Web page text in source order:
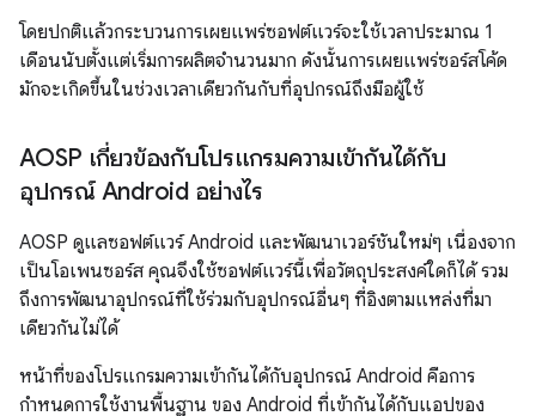
โดยปกติแล้วกระบวนการเผยแพร่ซอฟต์แวร์จะใช้เวลาประมาณ 1
เดือนนับตั้งแต่เริ่มการผลิตจำนวนมาก ดังนั้นการเผยแพร่ซอร์สโค้ด
มักจะเกิดขึ้นในช่วงเวลาเดียวกันกับที่อุปกรณ์ถึงมือผู้ใช้
AOSP เกี่ยวข้องกับโปรแกรมความเข้ากันได้กับ
อุปกรณ์ Android อย่างไร
AOSP ดูแลซอฟต์แวร์ Android และพัฒนาเวอร์ชันใหม่ๆ เนื่องจาก
เป็นโอเพนซอร์ส คุณจึงใช้ซอฟต์แวร์นี้เพื่อวัตถุประสงค์ใดก็ได้ รวม
ถึงการพัฒนาอุปกรณ์ที่ใช้ร่วมกับอุปกรณ์อื่นๆ ที่อิงตามแหล่งที่มา
เดียวกันไม่ได้
หน้าที่ของโปรแกรมความเข้ากันได้กับอุปกรณ์ Android คือการ
กำหนดการใช้งานพื้นฐาน ของ Android ที่เข้ากันได้กับแอปของ